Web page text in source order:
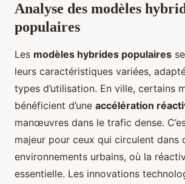
Analyse des modèles
populaires
Les modèles hybrides populaires
leurs caractéristiques variées,
types d’utilisation. En ville, certains
bénéficient d’une accélération
manœuvres dans le trafic dense.
majeur pour ceux qui circulent dans
environnements urbains, où la
essentielle. Les innovations